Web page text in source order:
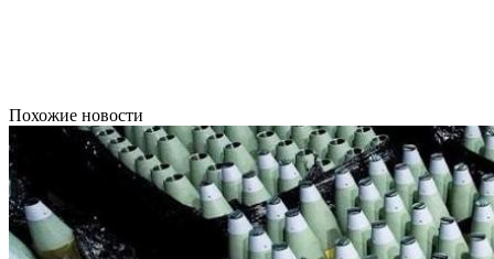
Похожие новости